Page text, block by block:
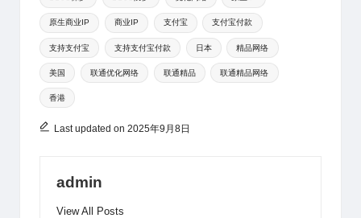
b
o
n
p
p
o
o
k
s
原生商业IP 商业IP 支付宝 支付宝付款
支持支付宝 支持支付宝付款 日本 精品网络
美国 联通优化网络 联通精品 联通精品网络
香港
Last updated on 2025年9月8日
admin
View All Posts